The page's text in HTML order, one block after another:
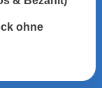
ohne